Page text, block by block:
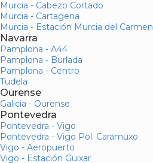
Murcia - Cabezo Cortado
Murcia - Cartagena
Murcia - Estación Murcia del Carmen
Navarra
Pamplona - A44
Pamplona - Burlada
Pamplona - Centro
Tudela
Ourense
Galicia - Ourense
Pontevedra
Pontevedra - Vigo
Pontevedra - Vigo Pol. Caramuxo
Vigo - Aeropuerto
Vigo - Estación Guixar